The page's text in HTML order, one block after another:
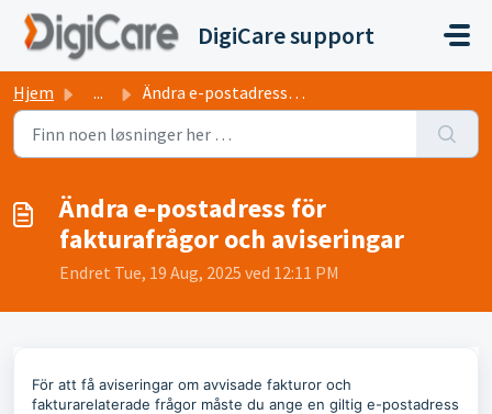
Gå til hovedinnhold
DigiCare support
Hjem ... Ändra e-postadress för fakturafrågor och aviseringar
Ändra e-postadress för
fakturafrågor och aviseringar
Endret Tue, 19 Aug, 2025 ved 12:11 PM
För att få aviseringar om avvisade fakturor och
fakturarelaterade frågor måste du ange en giltig e-postadress